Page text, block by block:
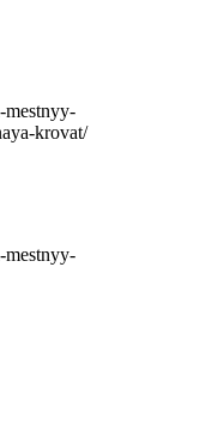
mestnyy-
krovat/
mestnyy-